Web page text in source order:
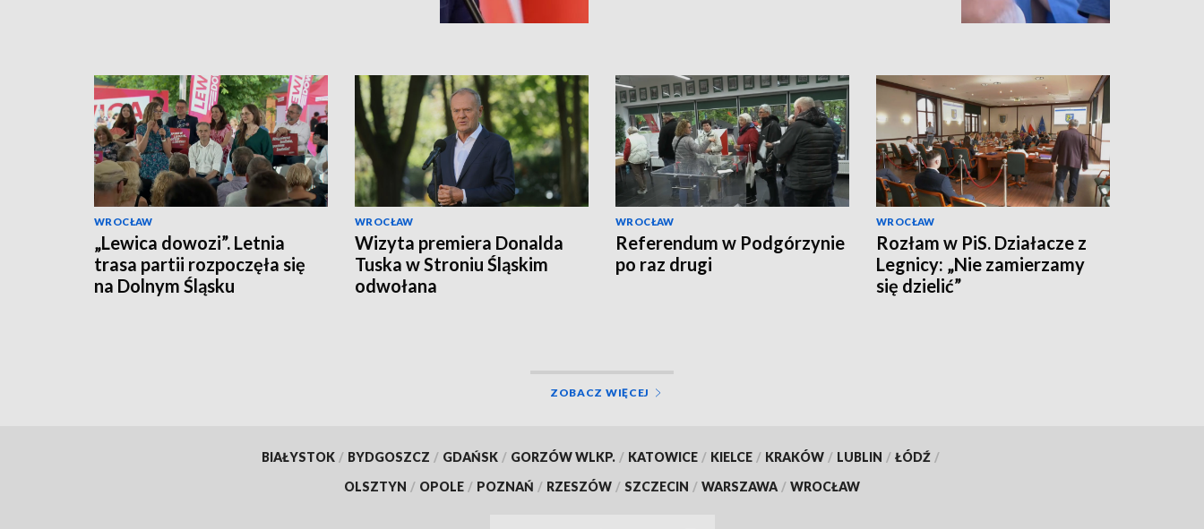
WROCŁAW
„Lewica dowozi”. Letnia
trasa partii rozpoczęła się
na Dolnym Śląsku
WROCŁAW
Wizyta premiera Donalda
Tuska w Stroniu Śląskim
odwołana
WROCŁAW
Referendum w Podgórzynie
po raz drugi
WROCŁAW
Rozłam w PiS. Działacze z
Legnicy: „Nie zamierzamy
się dzielić”
ZOBACZ WIĘCEJ
BIAŁYSTOK / BYDGOSZCZ / GDAŃSK / GORZÓW WLKP. / KATOWICE / KIELCE / KRAKÓW / LUBLIN / ŁÓDŹ /
OLSZTYN / OPOLE / POZNAŃ / RZESZÓW / SZCZECIN / WARSZAWA / WROCŁAW